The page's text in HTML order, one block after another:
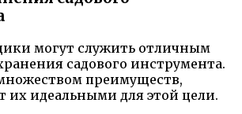
могут служить отличным
садового инструмента.
преимуществ,
их идеальными для этой цели.